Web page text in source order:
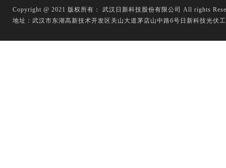
Copyright @ 2021 版权所有： 武汉日新科技股份有限公司 All rights
地址：武汉市东湖高新技术开发区关山大道茅店山中路6号日新科技光伏